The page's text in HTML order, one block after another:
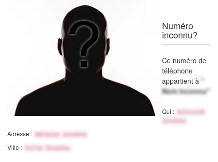
Numéro
inconnu?
Ce numéro de
téléphone
appartient à "
Nom inconnu"
Qui :
Activité
inconnu
Adresse : Adresse inconnu
Ville : Ville Inconnu